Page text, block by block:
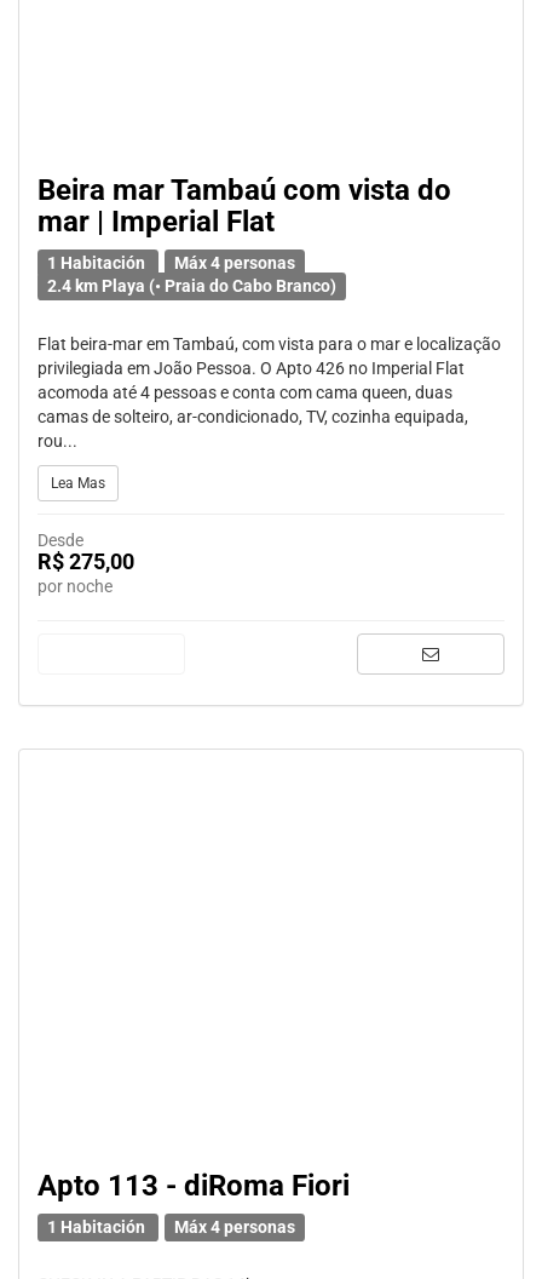
Beira mar Tambaú com vista do
mar | Imperial Flat
1 Habitación
Máx 4 personas
2.4 km Playa (• Praia do Cabo Branco)
Flat beira-mar em Tambaú, com vista para o mar e localização
privilegiada em João Pessoa. O Apto 426 no Imperial Flat
acomoda até 4 pessoas e conta com cama queen, duas
camas de solteiro, ar-condicionado, TV, cozinha equipada,
rou...
Lea Mas
Desde
R$ 275,00
por noche
Apto 113 - diRoma Fiori
1 Habitación Máx 4 personas